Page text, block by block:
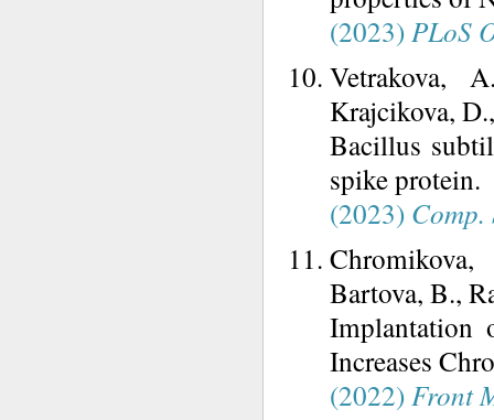
(2023)PLoS
Vetrakova,
Krajcikova,
Bacillus
spike protein.
(2023)
Bartova, B.,
Implantation
Increases
(2022)Front